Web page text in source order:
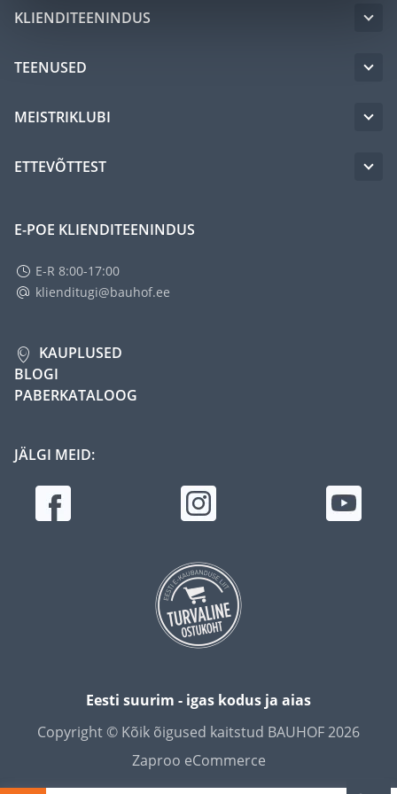
KLIENDITEENINDUS
TEENUSED
MEISTRIKLUBI
ETTEVÕTTEST
E-POE KLIENDITEENINDUS
E-R 8:00-17:00
klienditugi@bauhof.ee
KAUPLUSED
BLOGI
PABERKATALOOG
JÄLGI MEID:
Eesti suurim - igas kodus ja aias
Copyright © Kõik õigused kaitstud BAUHOF 2026
Zaproo eCommerce